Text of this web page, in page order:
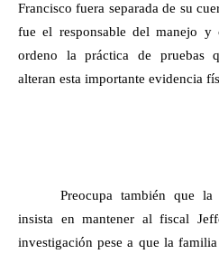
Francisco fuera separada de su
fue el responsable del manejo
ordeno la práctica de pruebas
alteran esta importante evidencia
Preocupa también que la
insista en mantener al fiscal
investigación pese a que la